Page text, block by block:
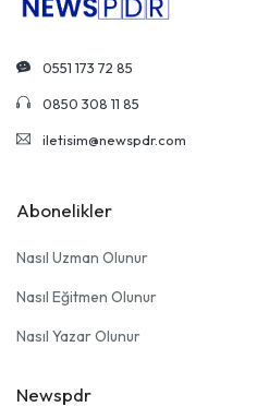
0551 173 72 85
0850 308 11 85
iletisim@newspdr.com
Abonelikler
Nasıl Uzman Olunur
Nasıl Eğitmen Olunur
Nasıl Yazar Olunur
Newspdr